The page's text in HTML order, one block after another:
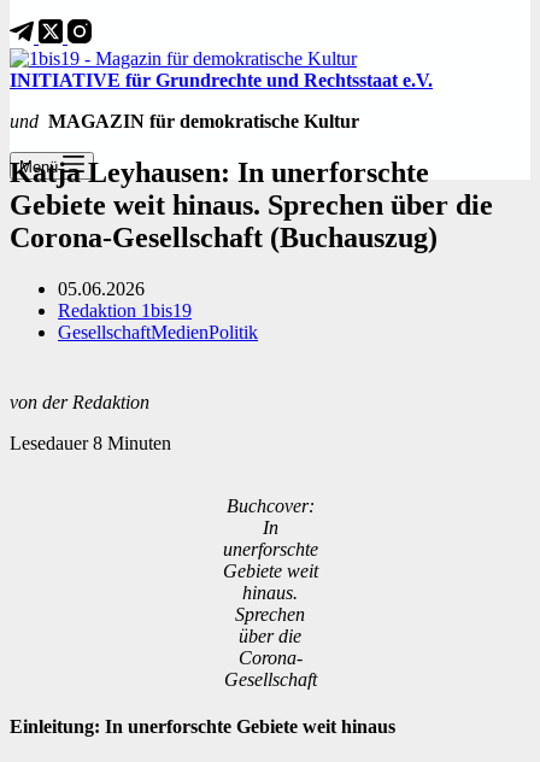
INITIATIVE für Grundrechte und Rechtsstaat e.V.
und MAGAZIN für demokratische Kultur
Menü
Katja Leyhausen: In unerforschte
Gebiete weit hinaus. Sprechen über die
Corona-Gesellschaft (Buchauszug)
05.06.2026
Redaktion 1bis19
GesellschaftMedienPolitik
von der Redaktion
Lesedauer 8 Minuten
Buchcover:
In
unerforschte
Gebiete weit
hinaus.
Sprechen
über die
Corona-
Gesellschaft
Einleitung: In unerforschte Gebiete weit hinaus